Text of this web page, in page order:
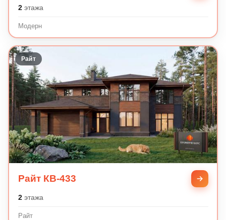
2этажа
Модерн
Райт
Райт КВ-433
2этажа
Райт